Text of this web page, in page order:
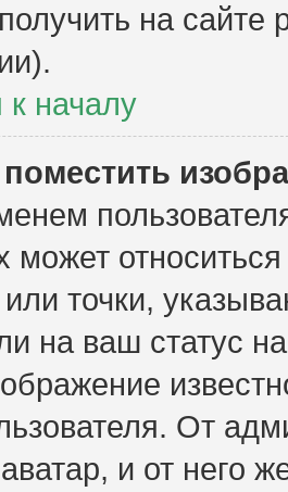
на сайте
к началу
поместить
может
или точки,
на ваш статус
От
и от него